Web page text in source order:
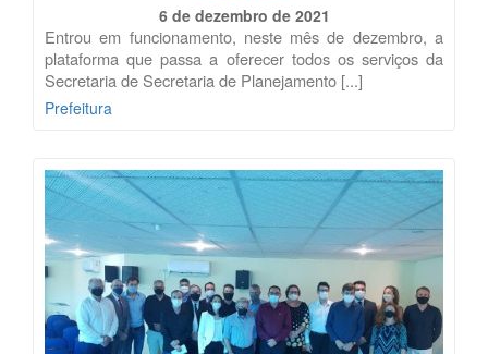
6 de dezembro de 2021
Entrou em funcionamento, neste mês de dezembro, a
plataforma que passa a oferecer todos os serviços da
Secretaria de Secretaria de Planejamento [...]
Prefeitura